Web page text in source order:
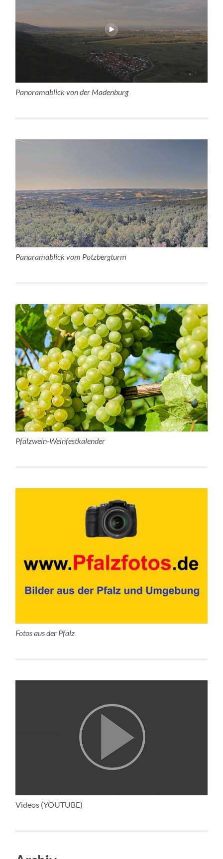
Panoramablick von der Madenburg
Panaramablick vom Potzbergturm
Pfalzwein-Weinfestkalender
Fotos aus der Pfalz
Videos (YOUTUBE)